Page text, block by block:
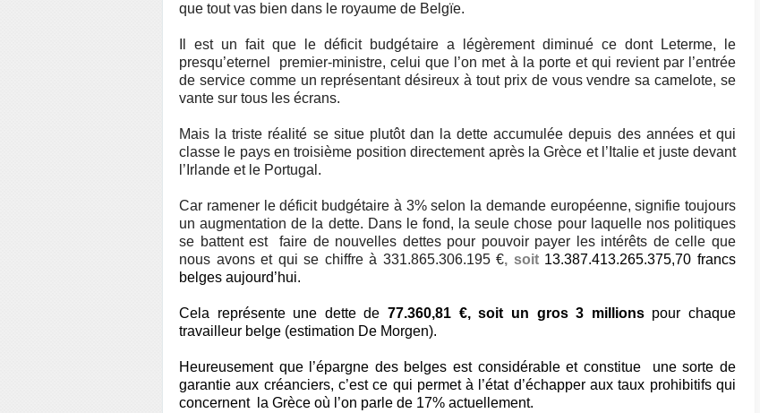
que tout vas bien dans le royaume de Belgïe.
Il est un fait que le déficit budgétaire a légèrement diminué ce dont Leterme, le
presqu’eternel
premier-ministre, celui que l’on met à la porte et qui revient par l’entrée
de service comme un représentant désireux à tout prix de vous vendre sa camelote, se
vante sur tous les écrans.
Mais la triste réalité se situe plutôt dan la dette accumulée depuis des années et qui
classe le pays en troisième position directement après la Grèce et l’Italie et juste devant
l’Irlande et le Portugal.
Car ramener le déficit budgétaire à 3% selon la demande européenne, signifie toujours
un augmentation de la dette. Dans le fond, la seule chose pour laquelle nos politiques
se battent est
faire de nouvelles dettes pour pouvoir payer les intérêts de celle que
nous avons et qui se chiffre à 331.865.306.195 €, soit 13.387.413.265.375,70 francs
belges aujourd’hui.
Cela représente une dette de 77.360,81 €, soit un gros 3 millions pour chaque
travailleur belge (estimation De Morgen).
Heureusement que l’épargne des belges est considérable et constitue
une sorte de
garantie aux créanciers, c’est ce qui permet à l’état d’échapper aux taux prohibitifs qui
concernent
la Grèce où l’on parle de 17% actuellement.